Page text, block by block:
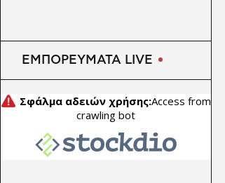
ΕΜΠΟΡΕΥΜΑΤΑ LIVE